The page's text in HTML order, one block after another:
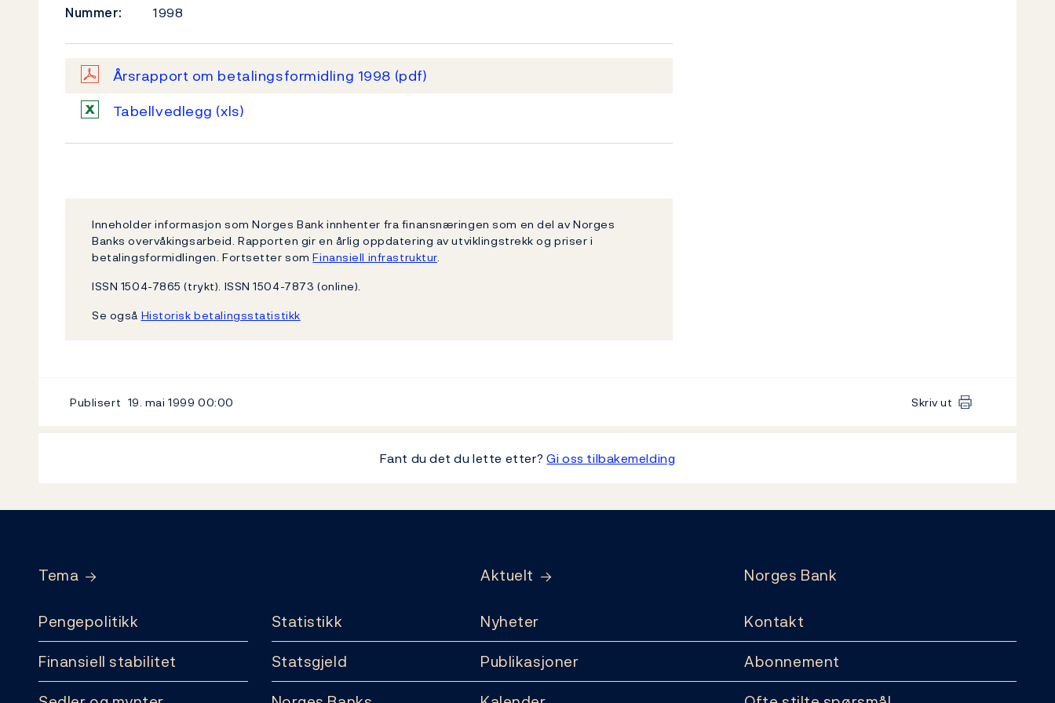
Nummer:
1998
Årsrapport om betalingsformidling 1998 (pdf)
Tabellvedlegg (xls)
Inneholder informasjon som Norges Bank innhenter fra finansnæringen som en del av Norges
Banks overvåkingsarbeid. Rapporten gir en årlig oppdatering av utviklingstrekk og priser i
betalingsformidlingen. Fortsetter somFinansiell infrastruktur.
ISSN 1504-7865 (trykt). ISSN 1504-7873 (online).
Se også Historisk betalingsstatistikk
Publisert 19. mai 1999 00:00 Skriv ut
Fant du det du lette etter?Gi oss tilbakemelding
Tema
Pengepolitikk
Finansiell stabilitet
Statistikk
Statsgjeld
Aktuelt
Nyheter
Publikasjoner
Norges Bank
Kontakt
Abonnement